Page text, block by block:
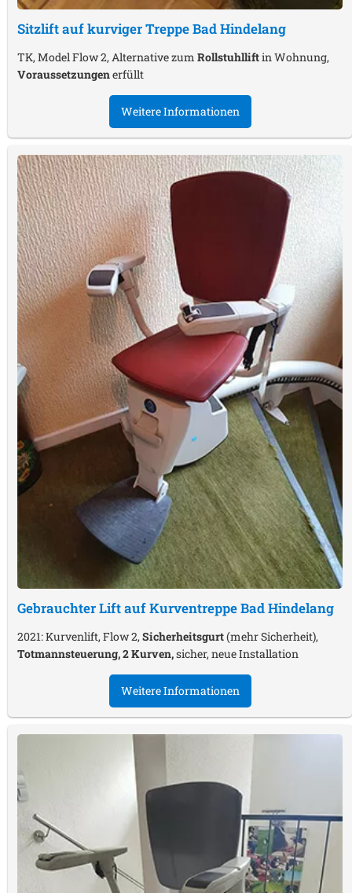
Sitzlift auf kurviger TreppeBad Hindelang
TK, Model Flow 2, Alternative zum Rollstuhlliftin Wohnung,
Voraussetzungenerfüllt
Weitere Informationen
Gebrauchter Lift auf KurventreppeBad Hindelang
2021: Kurvenlift, Flow 2, Sicherheitsgurt(mehr Sicherheit),
Totmannsteuerung, 2 Kurven,sicher, neue Installation
Weitere Informationen